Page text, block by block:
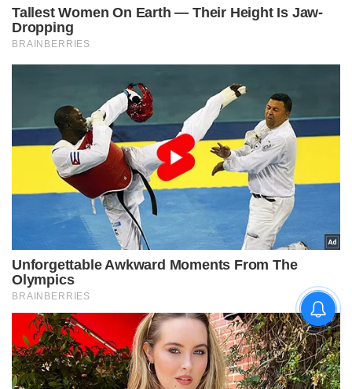
पूजा के समापन पर देशवासियों को दी
शुभकामनाएं, छठी मैया से देश की
समृद्धि की कामना की